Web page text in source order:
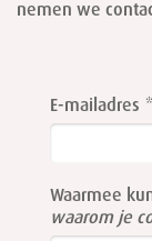
nemen we
this
field
E-mailadres
Waarmee
waarom je